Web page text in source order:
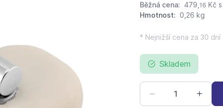
Běžná cena: 479, 16 Kč
Hmotnost: 0,26 kg
* Nejnižší cena za 30 dní
Skladem